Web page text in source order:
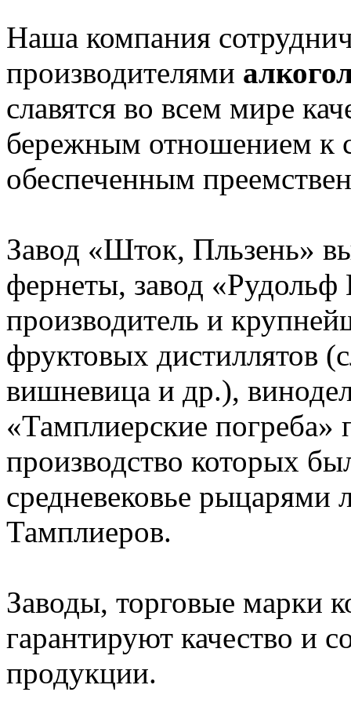
Наша компания
производителями
славятся во всем мире
бережным отношением к
обеспеченным
Завод «Шток, Пльзень»
фернеты, завод
производитель и
фруктовых дистиллятов
вишневица и др.),
«Тамплиерские погреба»
производство которых
средневековье рыцарями
Тамплиеров.
Заводы, торговые марки
гарантируют качество и
продукции.